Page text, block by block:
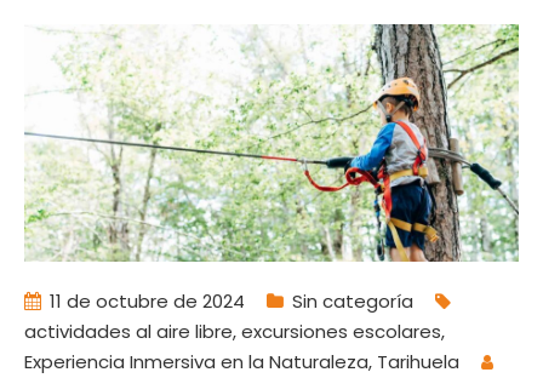
11 de octubre de 2024
Sin categoría
actividades al aire libre,excursiones escolares,
Experiencia Inmersiva en la Naturaleza, Tarihuela